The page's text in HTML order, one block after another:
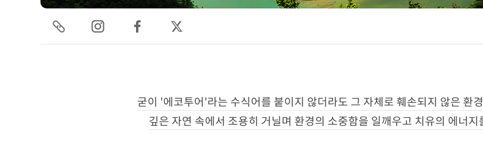
굳이 '에코투어'라는 수식어를 붙이지 않더라도 그 자체로 훼손되지 않은 환
깊은 자연 속에서 조용히 거닐며 환경의 소중함을 일깨우고 치유의 에너